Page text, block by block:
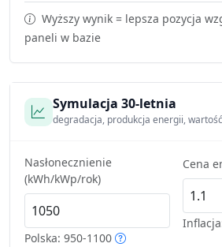
Wyższy wynik = lepsza pozycja
paneli w bazie
Symulacja 30-letnia
degradacja, produkcja energii, wartość
Nasłonecznienie
(kWh/kWp/rok)
Polska: 950-1100
Cena